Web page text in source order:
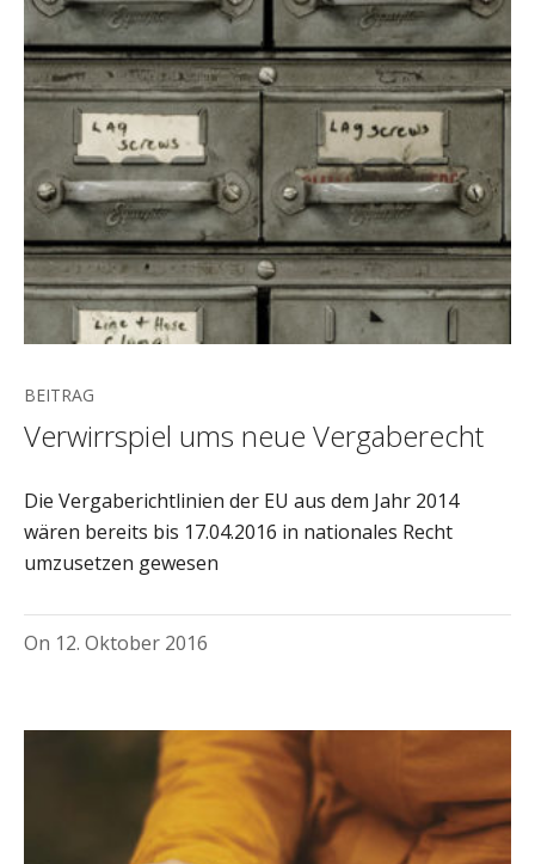
BEITRAG
Verwirrspiel ums neue Vergaberecht
Die Vergaberichtlinien der EU aus dem Jahr 2014
wären bereits bis 17.04.2016 in nationales Recht
umzusetzen gewesen
On 12. Oktober 2016